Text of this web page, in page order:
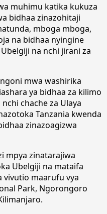
muhimu katika kukuza
bidhaa zinazohitaji
mboga mboga,
na bidhaa nyingine
na nchi jirani za
mwa washirika
ya bidhaa za kilimo
chache za Ulaya
Tanzania kwenda
zinazoagizwa
mpya zinatarajiwa
Ubelgiji na mataifa
vivutio maarufu vya
Park, Ngorongoro